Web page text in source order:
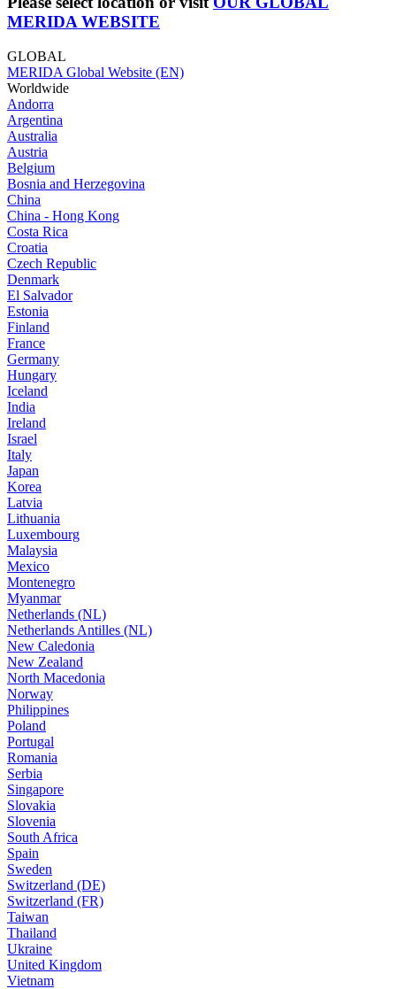
MERIDA WEBSITE
GLOBAL
MERIDA Global Website (EN)
Worldwide
Andorra
Argentina
Australia
Austria
Belgium
Bosnia and Herzegovina
China
China - Hong Kong
Costa Rica
Croatia
Czech Republic
Denmark
El Salvador
Estonia
Finland
France
Germany
Hungary
Iceland
India
Ireland
Israel
Italy
Japan
Korea
Latvia
Lithuania
Luxembourg
Malaysia
Mexico
Montenegro
Myanmar
Netherlands (NL)
Netherlands Antilles (NL)
New Caledonia
New Zealand
North Macedonia
Norway
Philippines
Poland
Portugal
Romania
Serbia
Singapore
Slovakia
Slovenia
South Africa
Spain
Sweden
Switzerland (DE)
Switzerland (FR)
Taiwan
Thailand
Ukraine
United Kingdom
Vietnam